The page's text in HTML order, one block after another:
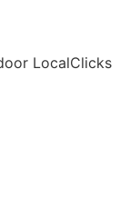
LocalClicks